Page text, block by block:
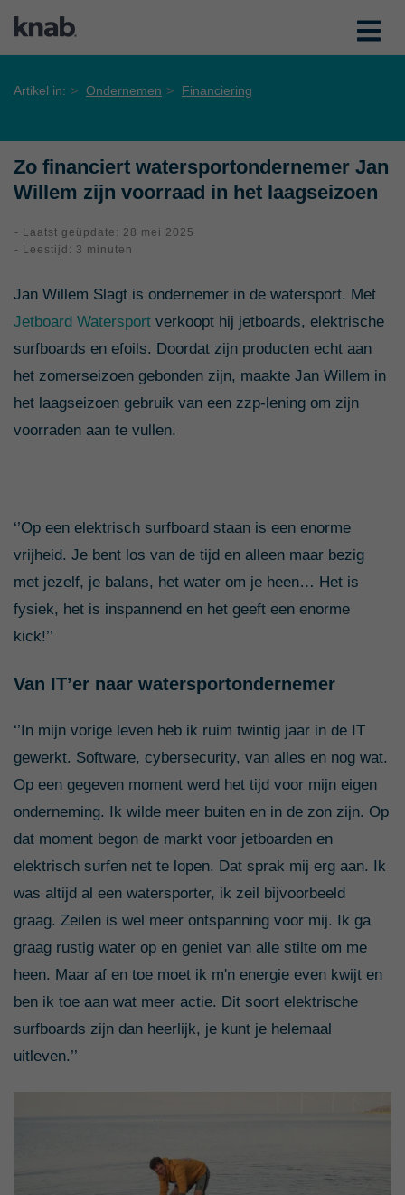
Artikel in: Ondernemen Financiering
Zo financiert watersportondernemer Jan
Willem zijn voorraad in het laagseizoen
- Laatst geüpdate: 28 mei 2025
- Leestijd: 3 minuten
Jan Willem Slagt is ondernemer in de watersport. Met
Jetboard Watersport verkoopt hij jetboards, elektrische
surfboards en efoils. Doordat zijn producten echt aan
het zomerseizoen gebonden zijn, maakte Jan Willem in
het laagseizoen gebruik van een zzp-lening om zijn
voorraden aan te vullen.
‘’Op een elektrisch surfboard staan is een enorme
vrijheid. Je bent los van de tijd en alleen maar bezig
met jezelf, je balans, het water om je heen… Het is
fysiek, het is inspannend en het geeft een enorme
kick!’’
Van IT’er naar watersportondernemer
‘’In mijn vorige leven heb ik ruim twintig jaar in de IT
gewerkt. Software, cybersecurity, van alles en nog wat.
Op een gegeven moment werd het tijd voor mijn eigen
onderneming. Ik wilde meer buiten en in de zon zijn. Op
dat moment begon de markt voor jetboarden en
elektrisch surfen net te lopen. Dat sprak mij erg aan. Ik
was altijd al een watersporter, ik zeil bijvoorbeeld
graag. Zeilen is wel meer ontspanning voor mij. Ik ga
graag rustig water op en geniet van alle stilte om me
heen. Maar af en toe moet ik m'n energie even kwijt en
ben ik toe aan wat meer actie. Dit soort elektrische
surfboards zijn dan heerlijk, je kunt je helemaal
uitleven.’’